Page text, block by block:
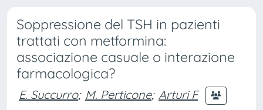
Soppressione del TSH in pazienti
trattati con metformina:
associazione casuale o interazione
farmacologica?
E. Succurro; M. Perticone; Arturi F